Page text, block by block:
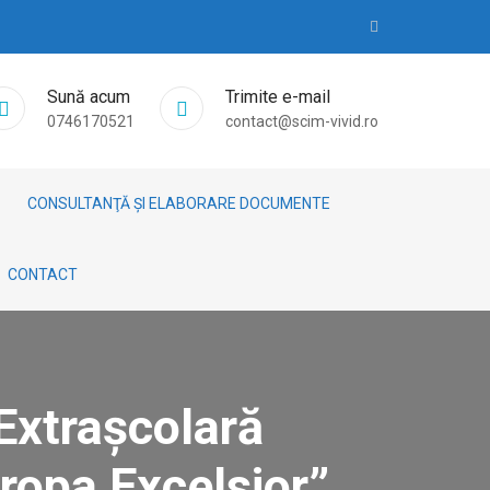
Sună acum
0746170521
Trimite e-mail
contact@scim-vivid.ro
CONSULTANŢĂ ȘI ELABORARE DOCUMENTE
CONTACT